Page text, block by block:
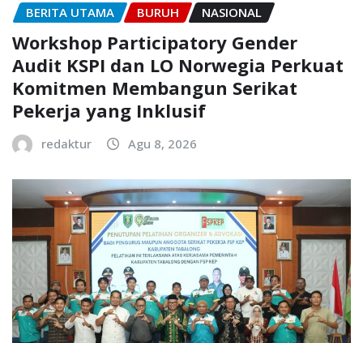
BERITA UTAMA BURUH NASIONAL
Workshop Participatory Gender
Audit KSPI dan LO Norwegia Perkuat
Komitmen Membangun Serikat
Pekerja yang Inklusif
redaktur Agu 8, 2026